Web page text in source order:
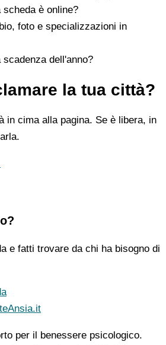
scheda è online?
foto e specializzazioni in
dell'anno?
la tua città?
in cima alla pagina. Se è libera, in
e fatti trovare da chi ha bisogno di
per il benessere psicologico.